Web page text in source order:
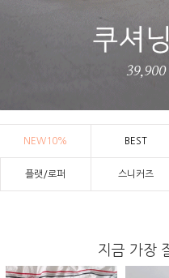
NEW10% BEST
플랫/로퍼 스니커즈
지금 가장